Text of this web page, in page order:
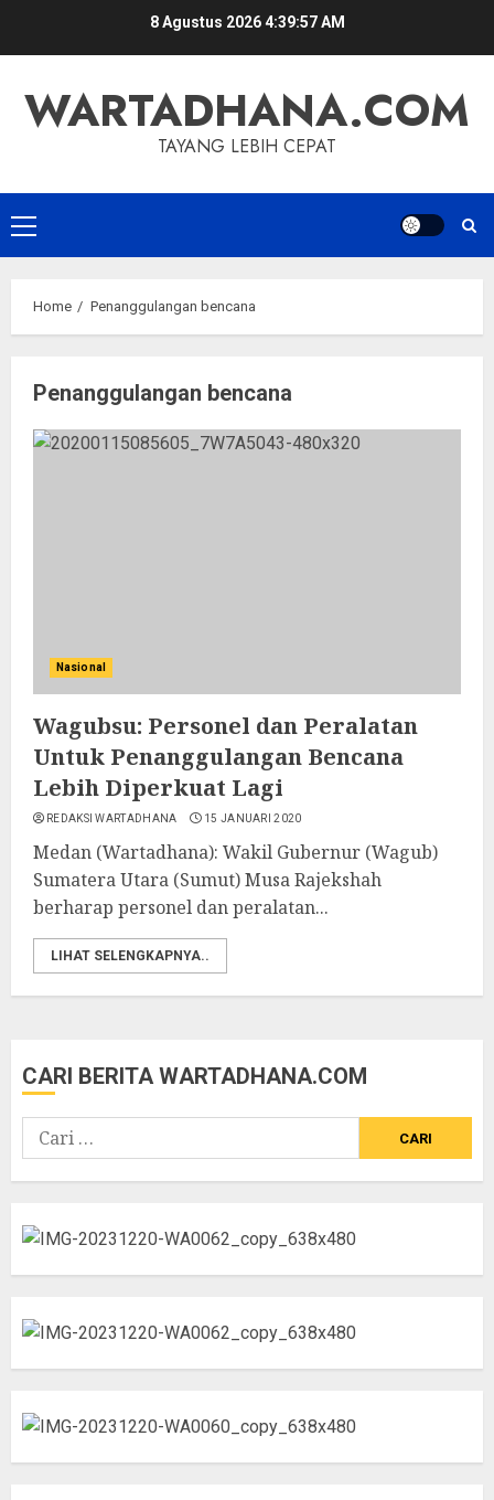
8 Agustus 20264:39:57 AM
WARTADHANA.COM
TAYANG LEBIH CEPAT
Primary
Menu
Home Penanggulangan bencana
Penanggulangan bencana
Nasional
Wagubsu: Personel dan Peralatan
Untuk Penanggulangan Bencana
Lebih Diperkuat Lagi
REDAKSI WARTADHANA 15 JANUARI 2020
Medan (Wartadhana): Wakil Gubernur (Wagub)
Sumatera Utara (Sumut) Musa Rajekshah
berharap personel dan peralatan...
LIHAT SELENGKAPNYA..
CARI BERITA WARTADHANA.COM
Cari
untuk: